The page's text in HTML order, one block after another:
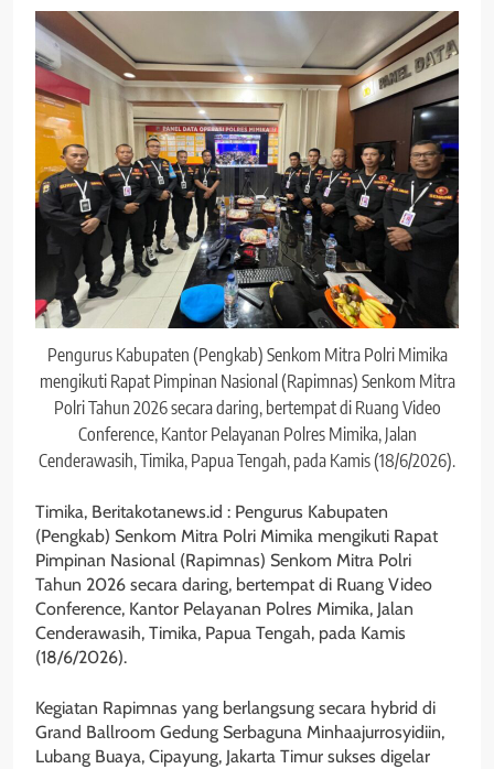
Pengurus Kabupaten (Pengkab) Senkom Mitra Polri Mimika
mengikuti Rapat Pimpinan Nasional (Rapimnas) Senkom Mitra
Polri Tahun 2026 secara daring, bertempat di Ruang Video
Conference, Kantor Pelayanan Polres Mimika, Jalan
Cenderawasih, Timika, Papua Tengah, pada Kamis (18/6/2026).
Timika, Beritakotanews.id : Pengurus Kabupaten
(Pengkab) Senkom Mitra Polri Mimika mengikuti Rapat
Pimpinan Nasional (Rapimnas) Senkom Mitra Polri
Tahun 2026 secara daring, bertempat di Ruang Video
Conference, Kantor Pelayanan Polres Mimika, Jalan
Cenderawasih, Timika, Papua Tengah, pada Kamis
(18/6/2026).
Kegiatan Rapimnas yang berlangsung secara hybrid di
Grand Ballroom Gedung Serbaguna Minhaajurrosyidiin,
Lubang Buaya, Cipayung, Jakarta Timur sukses digelar